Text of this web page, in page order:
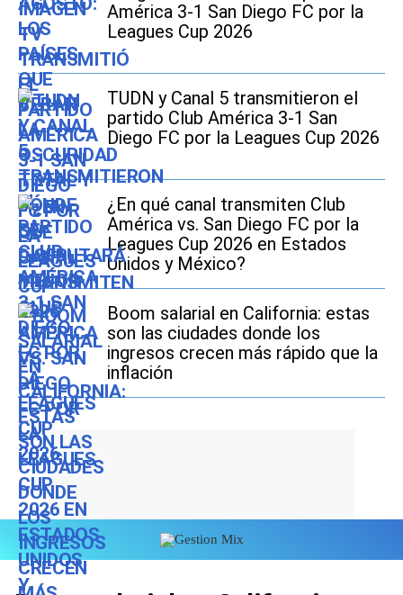
América 3-1 San Diego FC por la
Leagues Cup 2026
TUDN y Canal 5 transmitieron el
partido Club América 3-1 San
Diego FC por la Leagues Cup 2026
¿En qué canal transmiten Club
América vs. San Diego FC por la
Leagues Cup 2026 en Estados
Unidos y México?
Boom salarial en California: estas
son las ciudades donde los
ingresos crecen más rápido que la
inflación